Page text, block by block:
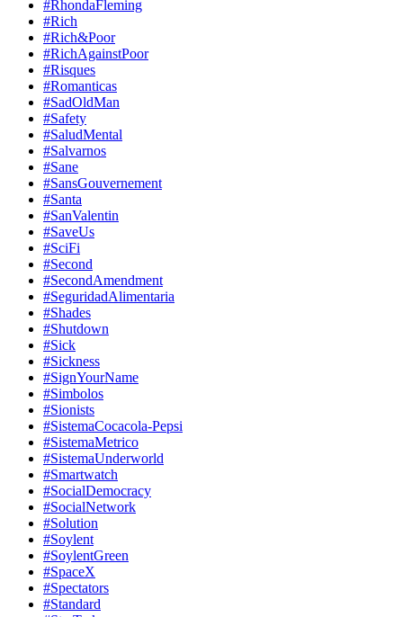
#RhondaFleming
#Rich
#Rich&Poor
#RichAgainstPoor
#Risques
#Romanticas
#SadOldMan
#Safety
#SaludMental
#Salvarnos
#Sane
#SansGouvernement
#Santa
#SanValentin
#SaveUs
#SciFi
#Second
#SecondAmendment
#SeguridadAlimentaria
#Shades
#Shutdown
#Sick
#Sickness
#SignYourName
#Simbolos
#Sionists
#SistemaCocacola-Pepsi
#SistemaMetrico
#SistemaUnderworld
#Smartwatch
#SocialDemocracy
#SocialNetwork
#Solution
#Soylent
#SoylentGreen
#SpaceX
#Spectators
#Standard